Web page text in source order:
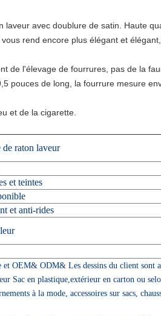
laveur avec doublure de satin. Haute
rend encore plus élégant et
de l'élevage de fourrures, pas de la
pouces de long, la fourrure mesure
et de la cigarette.
raton laveur
et teintes
et anti-rides
et OEM& ODM& Les dessins du client sont
Sac en plastique,extérieur en carton ou
à la mode, accessoires sur sacs,